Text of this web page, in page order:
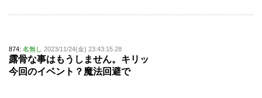
874: 名無し 2023/11/24(金) 23:43:15.28
露骨な事はもうしません。キリッ
今回のイベント？魔法回避で